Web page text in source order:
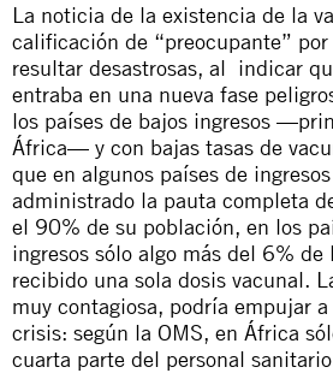
La noticia de la existencia de la
calificación de “preocupante”
resultar desastrosas, al indicar
entraba en una nueva fase
los países de bajos ingresos
África— y con bajas tasas de
que en algunos países de
administrado la pauta completa
el 90% de su población, en los
ingresos sólo algo más del 6% de
recibido una sola dosis vacunal.
muy contagiosa, podría empujar
crisis: según la OMS, en África
cuarta parte del personal